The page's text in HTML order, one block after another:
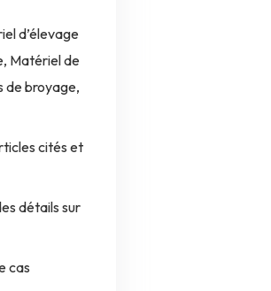
d’élevage
Matériel de
de broyage,
cités et
détails sur
cas